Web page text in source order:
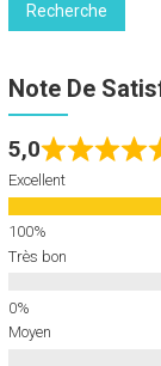
Recherche
Note De
5,0
Excellent
Très bon
Moyen